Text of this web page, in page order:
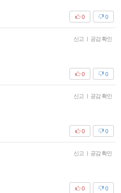
0
0
신고 | 공감 확인
0
0
신고 | 공감 확인
0
0
신고 | 공감 확인
0
0